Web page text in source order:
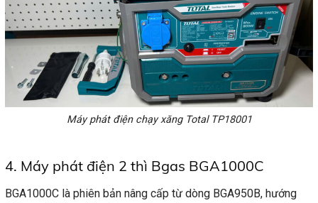
Máy phát điện chạy xăng Total TP18001
4. Máy phát điện 2 thì Bgas BGA1000C
BGA1000C là phiên bản nâng cấp từ dòng BGA950B, hướng